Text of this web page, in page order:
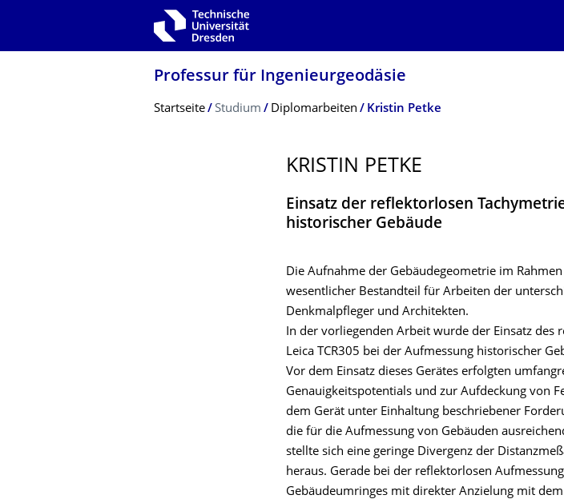
Zur Hauptnavigation springen
Professur für Ingenieurgeodäsie
Breadcrumb-Menü
Startseite Studium Diplomarbeiten Kristin Petke
KRISTIN PETKE
Einsatz der reflektorlosen
historischer Gebäude
Die Aufnahme der Gebäudegeometrie im
wesentlicher Bestandteil für Arbeiten der
Denkmalpfleger und Architekten.
In der vorliegenden Arbeit wurde der Einsatz des
Leica TCR305 bei der Aufmessung historischer
Vor dem Einsatz dieses Gerätes erfolgten
Genauigkeitspotentials und zur Aufdeckung von
dem Gerät unter Einhaltung beschriebener
die für die Aufmessung von Gebäuden
stellte sich eine geringe Divergenz der
heraus. Gerade bei der reflektorlosen
Gebäudeumringes mit direkter Anzielung mit